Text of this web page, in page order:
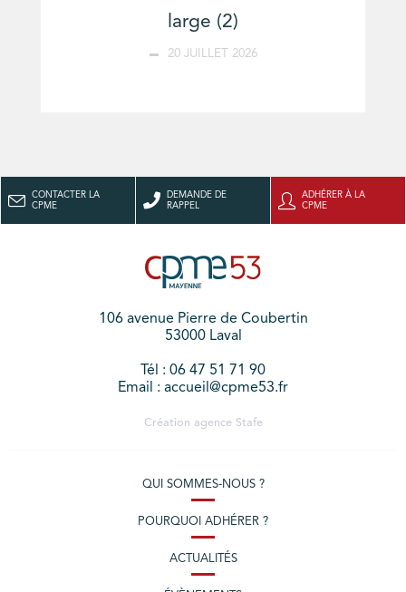
large (2)
20 JUILLET 2026
CONTACTER LA
CPME
DEMANDE DE
RAPPEL
ADHÉRER À LA
CPME
106 avenue Pierre de Coubertin
53000 Laval
Tél : 06 47 51 71 90
Email : accueil@cpme53.fr
Création agence Stafe
QUI SOMMES-NOUS ?
POURQUOI ADHÉRER ?
ACTUALITÉS